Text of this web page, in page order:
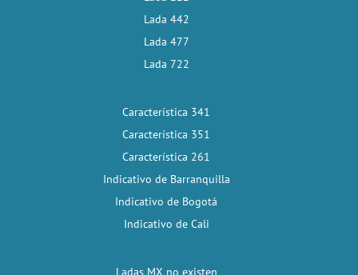
Lada 442
Lada 477
Lada 722
Característica 341
Característica 351
Característica 261
Indicativo de Barranquilla
Indicativo de Bogotá
Indicativo de Cali
Ladas MX no existen